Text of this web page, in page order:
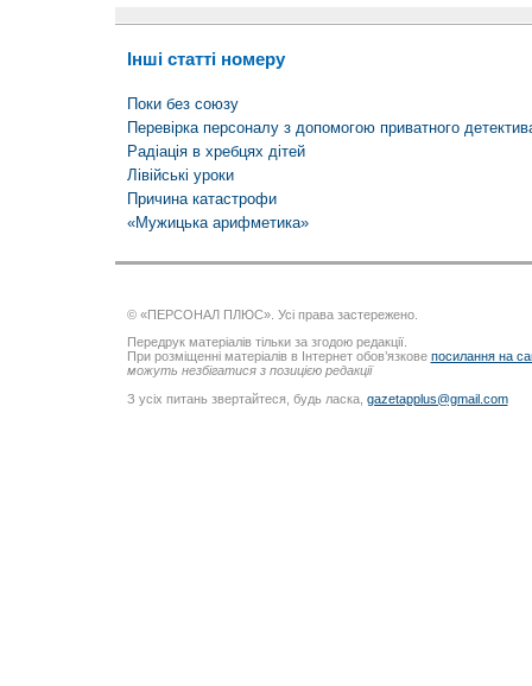
Інші статті номеру
Поки без союзу
Перевірка персоналу з допомогою приватного
Радіація в хребцях дітей
Лівійські уроки
Причина катастрофи
«Мужицька арифметика»
© «ПЕРСОНАЛ ПЛЮС». Усі права застережено.
Передрук матеріалів тільки за згодою редакції.
При розміщенні матеріалів в Інтернет обов’язкове посилання на
можуть незбігатися з позицією редакції
З усіх питань звертайтеся, будь ласка, gazetapplus@gmail.com